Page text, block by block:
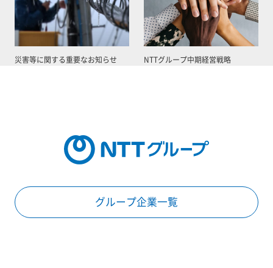
災害等に関する重要なお知らせ NTTグループ中期経営戦略
グループ企業一覧